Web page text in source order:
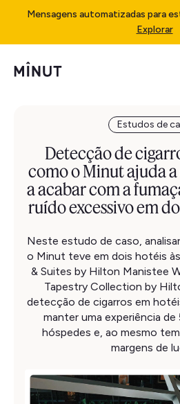
Mensagens automatizadas para
Explorar
Estudos de
Detecção de
como o Minut ajuda a
a acabar com a
ruído excessivo em
Neste estudo de caso,
o Minut teve em dois hotéis
& Suites by Hilton Manistee
Tapestry Collection by
detecção de cigarros em
manter uma experiência de
hóspedes e, ao mesmo
margens de